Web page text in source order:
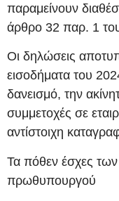
παραμείνουν
άρθρο 32 παρ. 1
Οι δηλώσεις
εισοδήματα του
δανεισμό, την
συμμετοχές σε
αντίστοιχη
Τα πόθεν έσχες
πρωθυπουργού